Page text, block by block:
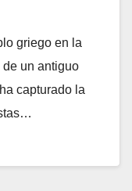
griego en la
un antiguo
capturado la